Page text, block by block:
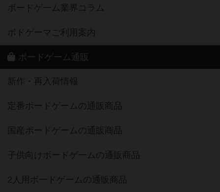
ボードゲーム業界コラム
ボドゲーマご利用案内
ボードゲーム通販
新作・再入荷情報
定番ボードゲームの通販商品
国産ボードゲームの通販商品
子供向けボードゲームの通販商品
2人用ボードゲームの通販商品